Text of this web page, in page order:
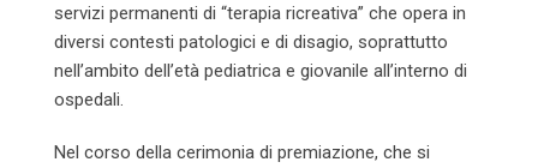
servizi permanenti di “terapia ricreativa” che opera in
diversi contesti patologici e di disagio, soprattutto
nell’ambito dell’età pediatrica e giovanile all’interno di
ospedali.
Nel corso della cerimonia di premiazione, che si